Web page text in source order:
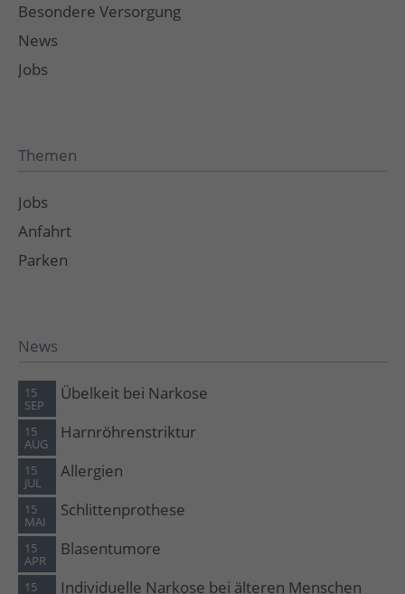
Besondere Versorgung
News
Jobs
Themen
Jobs
Anfahrt
Parken
News
15
SEP
Übelkeit bei Narkose
15
AUG
Harnröhrenstriktur
15
JUL
Allergien
15
MAI
Schlittenprothese
15
APR
Blasentumore
15 Individuelle Narkose bei älteren Menschen